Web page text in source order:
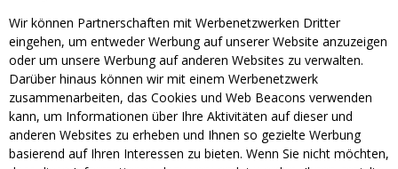
Wir können Partnerschaften mit Werbenetzwerken Dritter
eingehen, um entweder Werbung auf unserer Website anzuzeigen
oder um unsere Werbung auf anderen Websites zu verwalten.
Darüber hinaus können wir mit einem Werbenetzwerk
zusammenarbeiten, das Cookies und Web Beacons verwenden
kann, um Informationen über Ihre Aktivitäten auf dieser und
anderen Websites zu erheben und Ihnen so gezielte Werbung
basierend auf Ihren Interessen zu bieten. Wenn Sie nicht möchten,